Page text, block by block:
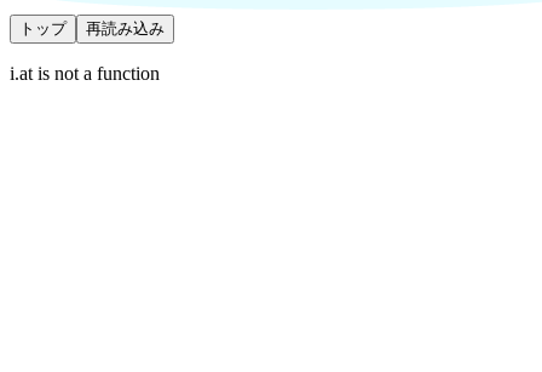
トップ 再読み込み
i.at is not a function